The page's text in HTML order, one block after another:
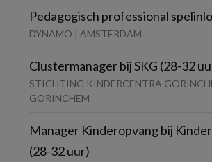
Pedagogisch professional
DYNAMO | AMSTERDAM
Clustermanager bij SKG (28-32
STICHTING KINDERCENTRA
GORINCHEM
Manager Kinderopvang bij
(28-32 uur)